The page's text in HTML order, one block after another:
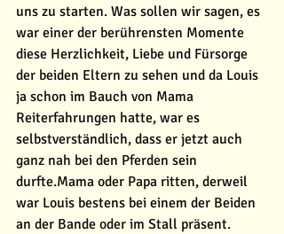
uns zu starten. Was sollen wir sagen, es
war einer der berührensten Momente
diese Herzlichkeit, Liebe und Fürsorge
der beiden Eltern zu sehen und da Louis
ja schon im Bauch von Mama
Reiterfahrungen hatte, war es
selbstverständlich, dass er jetzt auch
ganz nah bei den Pferden sein
durfte.Mama oder Papa ritten, derweil
war Louis bestens bei einem der Beiden
an der Bande oder im Stall präsent.